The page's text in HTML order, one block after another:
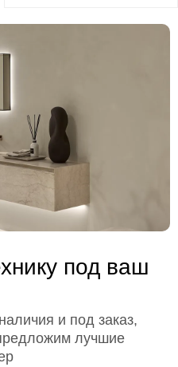
под ваш
и под заказ,
лучшие